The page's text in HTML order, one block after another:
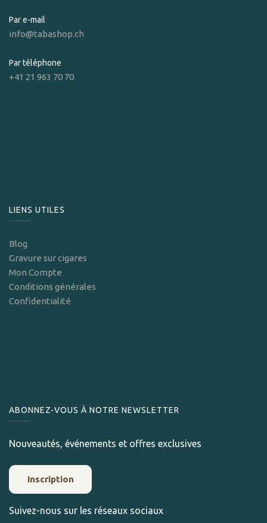
Par e-mail
info@tabashop.ch
Par téléphone
+41 21 963 70 70
LIENS UTILES
Blog
Gravure sur cigares
Mon Compte
Conditions générales
Confidentialité
ABONNEZ-VOUS À NOTRE NEWSLETTER
Nouveautés, événements et offres exclusives
Inscription
Suivez-nous sur les réseaux sociaux